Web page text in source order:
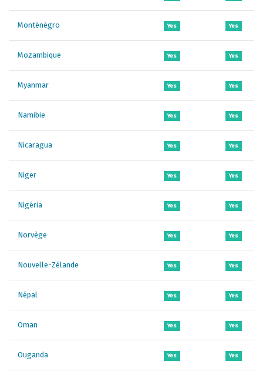
Monténégro Yes Yes
Mozambique Yes Yes
Myanmar Yes Yes
Namibie Yes Yes
Nicaragua Yes Yes
Niger Yes Yes
Nigéria Yes Yes
Norvège Yes Yes
Nouvelle-Zélande Yes Yes
Népal Yes Yes
Oman Yes Yes
Ouganda Yes Yes